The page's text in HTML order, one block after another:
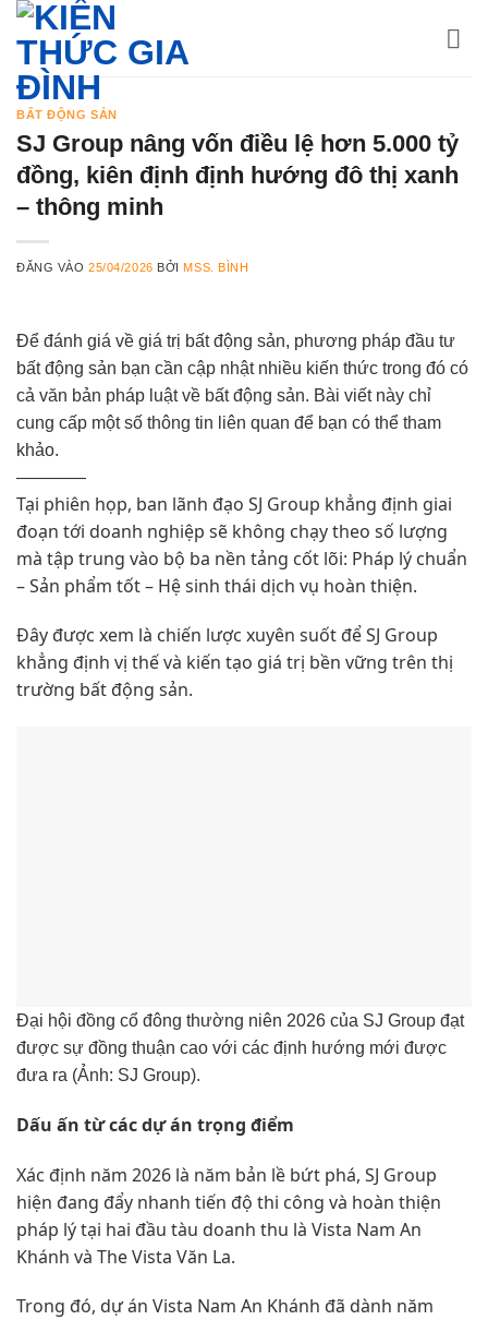
Bỏ
qua
dung
BẤT ĐỘNG SẢN
SJ Group nâng vốn điều lệ hơn 5.000 tỷ
đồng, kiên định định hướng đô thị xanh
– thông minh
ĐĂNG VÀO25/04/2026 BỞIMSS. BÌNH
Để đánh giá về giá trị bất động sản, phương pháp đầu tư
bất động sản bạn cần cập nhật nhiều kiến thức trong đó có
cả văn bản pháp luật về bất động sản. Bài viết này chỉ
cung cấp một số thông tin liên quan để bạn có thể tham
khảo.
————
Tại phiên họp, ban lãnh đạo SJ Group khẳng định giai
đoạn tới doanh nghiệp sẽ không chạy theo số lượng
mà tập trung vào bộ ba nền tảng cốt lõi: Pháp lý chuẩn
– Sản phẩm tốt – Hệ sinh thái dịch vụ hoàn thiện.
Đây được xem là chiến lược xuyên suốt để SJ Group
khẳng định vị thế và kiến tạo giá trị bền vững trên thị
trường bất động sản.
Đại hội đồng cổ đông thường niên 2026 của SJ Group đạt
được sự đồng thuận cao với các định hướng mới được
đưa ra (Ảnh: SJ Group).
Dấu ấn từ các dự án trọng điểm
Xác định năm 2026 là năm bản lề bứt phá, SJ Group
hiện đang đẩy nhanh tiến độ thi công và hoàn thiện
pháp lý tại hai đầu tàu doanh thu là Vista Nam An
Khánh và The Vista Văn La.
Trong đó, dự án Vista Nam An Khánh đã dành năm